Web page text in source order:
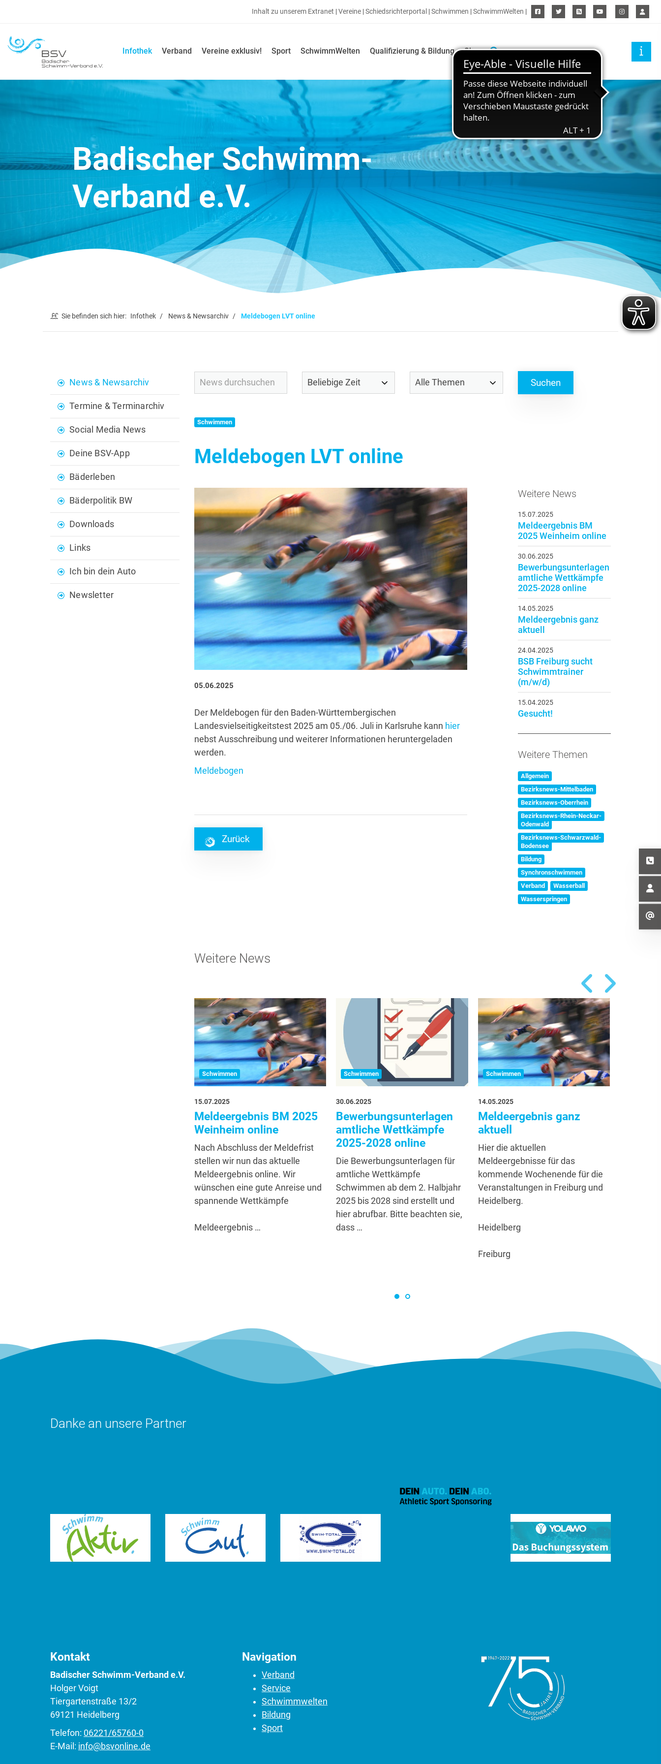
Inhalt zu unserem Extranet |Vereine |Schiedsrichterportal |Schwimmen |SchwimmWelten |
Infothek Verband Vereine exklusiv! Sport SchwimmWelten Qualifizierung & Bildung Shop
Badischer Schwimm-
Verband e.V.
Sie befinden sich hier: Infothek News & Newsarchiv Meldebogen LVT online
Schwimmen
Meldebogen LVT online
05.06.2025
Der Meldebogen für den Baden-Württembergischen
Landesvielseitigkeitstest 2025 am 05./06. Juli in Karlsruhe kann hier
nebst Ausschreibung und weiterer Informationen heruntergeladen
werden.
Meldebogen
Zurück
Weitere News
15.07.2025
Meldeergebnis BM
2025 Weinheim online
30.06.2025
Bewerbungsunterlagen
amtliche Wettkämpfe
2025-2028 online
14.05.2025
Meldeergebnis ganz
aktuell
24.04.2025
BSB Freiburg sucht
Schwimmtrainer
(m/w/d)
15.04.2025
Gesucht!
Weitere Themen
Allgemein
Bezirksnews-Mittelbaden
Bezirksnews-Oberrhein
Bezirksnews-Rhein-Neckar-
Odenwald
Bezirksnews-Schwarzwald-
Bodensee
Bildung
Synchronschwimmen
Verband
Wasserball
Wasserspringen
Weitere News
Schwimmen
15.07.2025
Meldeergebnis BM 2025
Weinheim online
Nach Abschluss der Meldefrist
stellen wir nun das aktuelle
Meldeergebnis online. Wir
wünschen eine gute Anreise und
spannende Wettkämpfe
Meldeergebnis …
Schwimmen
30.06.2025
Bewerbungsunterlagen
amtliche Wettkämpfe
2025-2028 online
Die Bewerbungsunterlagen für
amtliche Wettkämpfe
Schwimmen ab dem 2. Halbjahr
2025 bis 2028 sind erstellt und
hier abrufbar. Bitte beachten sie,
dass …
Schwimmen
14.05.2025
Meldeergebnis ganz
aktuell
Hier die aktuellen
Meldeergebnisse für das
kommende Wochenende für die
Veranstaltungen in Freiburg und
Heidelberg.
Heidelberg
Freiburg
News & Newsarchiv
Termine & Terminarchiv
Social Media News
Deine BSV-App
Bäderleben
Bäderpolitik BW
Downloads
Links
Ich bin dein Auto
Newsletter
Danke an unsere Partner
Kontakt
Badischer Schwimm-Verband e.V.
Holger Voigt
Tiergartenstraße 13/2
69121 Heidelberg
Telefon: 06221/65760-0
E-Mail: info@bsvonline.de
Navigation
Verband
Service
Schwimmwelten
Bildung
Sport